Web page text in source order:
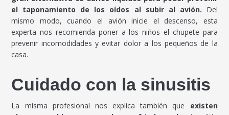
el taponamiento de los oídos al subir al avión. Del
mismo modo, cuando el avión inicie el descenso, esta
experta nos recomienda poner a los niños el chupete para
prevenir incomodidades y evitar dolor a los pequeños de la
casa.
Cuidado con la sinusitis
La misma profesional nos explica también que existen